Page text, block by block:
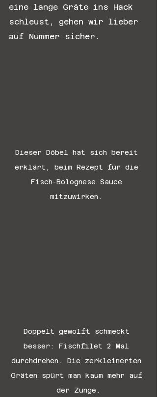
eine lange Gräte ins Hack
schleust, gehen wir lieber
auf Nummer sicher.
Dieser Döbel hat sich bereit
erklärt, beim Rezept für die
Fisch-Bolognese Sauce
mitzuwirken.
Doppelt gewolft schmeckt
besser: Fischfilet 2 Mal
durchdrehen. Die zerkleinerten
Gräten spürt man kaum mehr auf
der Zunge.